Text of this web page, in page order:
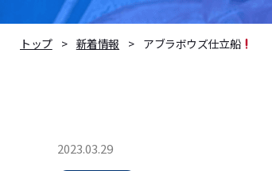
トップ 新着情報 アブラボウズ仕立船
2023.03.29